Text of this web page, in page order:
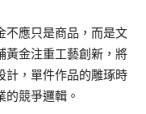
不應只是商品，而是文
黃金注重工藝創新，將
計，單件作品的雕琢時
競爭邏輯。